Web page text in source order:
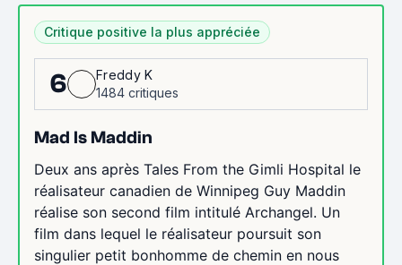
Critique positive la plus appréciée
6
Freddy K
1484 critiques
Mad Is Maddin
Deux ans après Tales From the Gimli Hospital le
réalisateur canadien de Winnipeg Guy Maddin
réalise son second film intitulé Archangel. Un
film dans lequel le réalisateur poursuit son
singulier petit bonhomme de chemin en nous